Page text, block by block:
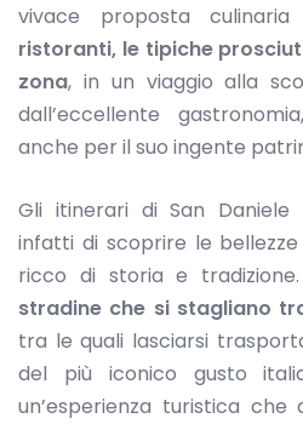
vivace proposta
ristoranti, le tipiche
zona, in un viaggio alla
dall’eccellente
anche per il suo ingente
Gli itinerari di San
infatti di scoprire le
ricco di storia e
stradine che si stagliano
tra le quali lasciarsi
del più iconico gusto
un’esperienza turistica